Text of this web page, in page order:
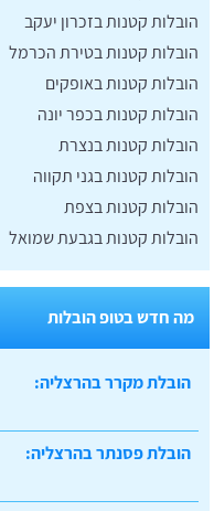
הובלות קטנות בזכרון יעקב
הובלות קטנות בטירת הכרמל
הובלות קטנות באופקים
הובלות קטנות בכפר יונה
הובלות קטנות בנצרת
הובלות קטנות בגני תקווה
הובלות קטנות בצפת
הובלות קטנות בגבעת שמואל
מה חדש בטופ הובלות
הובלת מקרר בהרצליה:
הובלת פסנתר בהרצליה: